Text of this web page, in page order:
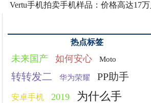
Vertu手机拍卖手机样品：价格高达17
热点标签
未来国产 如何安心 Moto
转转发二 华为荣耀 PP助手
安卓手机 2019 为什么手